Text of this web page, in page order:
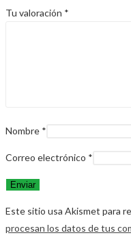
Tu valoración *
Nombre *
Correo electrónico *
Este sitio usa Akismet para
procesan los datos de tus